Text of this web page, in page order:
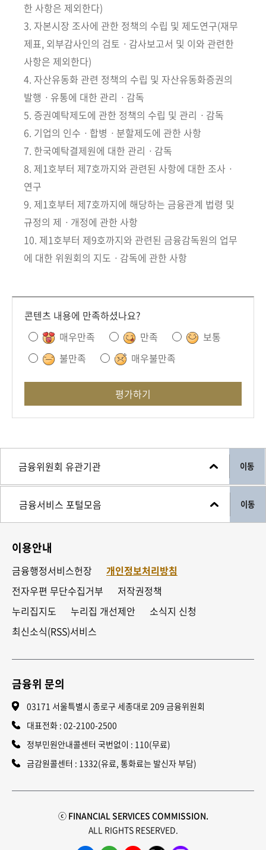
한 사항은 제외한다)
3. 자본시장 조사에 관한 정책의 수립 및 제도연구(재무
제표, 외부감사인의 검토ㆍ감사보고서 및 이와 관련한
사항은 제외한다)
4. 자산유동화 관련 정책의 수립 및 자산유동화증권의
발행ㆍ유통에 대한 관리ㆍ감독
5. 증권예탁제도에 관한 정책의 수립 및 관리ㆍ감독
6. 기업의 인수ㆍ합병ㆍ분할제도에 관한 사항
7. 한국예탁결제원에 대한 관리ㆍ감독
8. 제1호부터 제7호까지와 관련된 사항에 대한 조사ㆍ
연구
9. 제1호부터 제7호까지에 해당하는 금융관계 법령 및
규정의 제ㆍ개정에 관한 사항
10. 제1호부터 제9호까지와 관련된 금융감독원의 업무
에 대한 위원회의 지도ㆍ감독에 관한 사항
콘텐츠 내용에 만족하셨나요?
매우만족
만족
보통
불만족
매우불만족
평가하기
이동
이동
이용안내
금융행정서비스헌장
개인정보처리방침
전자우편 무단수집거부
저작권정책
누리집지도
누리집 개선제안
소식지 신청
최신소식(RSS)서비스
금융위 문의
03171 서울특별시 종로구 세종대로 209 금융위원회
대표전화 : 02-2100-2500
정부민원안내콜센터 국번없이 : 110(무료)
금감원콜센터 : 1332(유료, 통화료는 발신자 부담)
ⓒ FINANCIAL SERVICES COMMISSION.
ALL RIGHTS RESERVED.